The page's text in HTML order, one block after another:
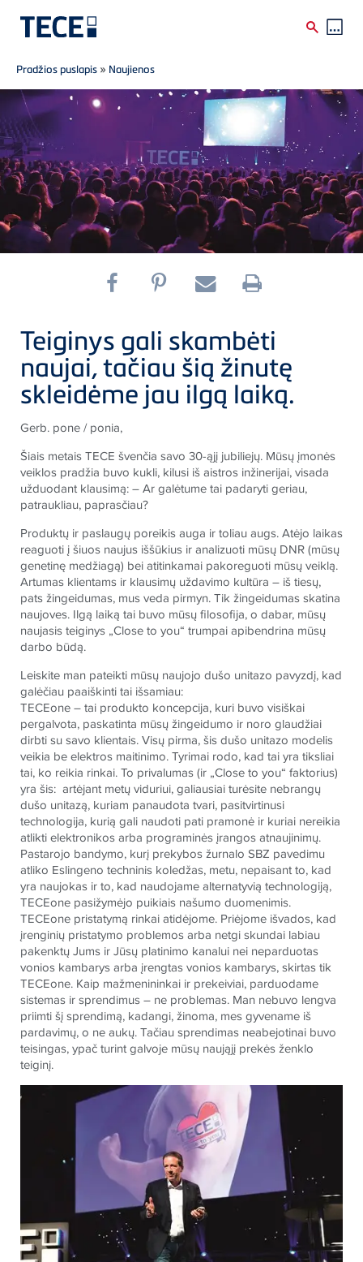
Skip to main content
Breadcrumb
Pradžios puslapis » Naujienos
Teiginys gali skambėti
naujai, tačiau šią žinutę
skleidėme jau ilgą laiką.
Gerb. pone / ponia,
Šiais metais TECE švenčia savo 30-ąjį jubiliejų. Mūsų įmonės
veiklos pradžia buvo kukli, kilusi iš aistros inžinerijai, visada
užduodant klausimą: – Ar galėtume tai padaryti geriau,
patraukliau, paprasčiau?
Produktų ir paslaugų poreikis auga ir toliau augs. Atėjo laikas
reaguoti į šiuos naujus iššūkius ir analizuoti mūsų DNR (mūsų
genetinę medžiagą) bei atitinkamai pakoreguoti mūsų veiklą.
Artumas klientams ir klausimų uždavimo kultūra – iš tiesų,
pats žingeidumas, mus veda pirmyn. Tik žingeidumas skatina
naujoves. Ilgą laiką tai buvo mūsų filosofija, o dabar, mūsų
naujasis teiginys „Close to you“ trumpai apibendrina mūsų
darbo būdą.
Leiskite man pateikti mūsų naujojo dušo unitazo pavyzdį, kad
galėčiau paaiškinti tai išsamiau:
TECEone – tai produkto koncepcija, kuri buvo visiškai
pergalvota, paskatinta mūsų žingeidumo ir noro glaudžiai
dirbti su savo klientais. Visų pirma, šis dušo unitazo modelis
veikia be elektros maitinimo. Tyrimai rodo, kad tai yra tiksliai
tai, ko reikia rinkai. To privalumas (ir „Close to you“ faktorius)
yra šis: artėjant metų viduriui, galiausiai turėsite nebrangų
dušo unitazą, kuriam panaudota tvari, pasitvirtinusi
technologija, kurią gali naudoti pati pramonė ir kuriai nereikia
atlikti elektronikos arba programinės įrangos atnaujinimų.
Pastarojo bandymo, kurį prekybos žurnalo SBZ pavedimu
atliko Eslingeno techninis koledžas, metu, nepaisant to, kad
yra naujokas ir to, kad naudojame alternatyvią technologiją,
TECEone pasižymėjo puikiais našumo duomenimis.
TECEone pristatymą rinkai atidėjome. Priėjome išvados, kad
įrenginių pristatymo problemos arba netgi skundai labiau
pakenktų Jums ir Jūsų platinimo kanalui nei neparduotas
vonios kambarys arba įrengtas vonios kambarys, skirtas tik
TECEone. Kaip mažmenininkai ir prekeiviai, parduodame
sistemas ir sprendimus – ne problemas. Man nebuvo lengva
priimti šį sprendimą, kadangi, žinoma, mes gyvename iš
pardavimų, o ne aukų. Tačiau sprendimas neabejotinai buvo
teisingas, ypač turint galvoje mūsų naująjį prekės ženklo
teiginį.